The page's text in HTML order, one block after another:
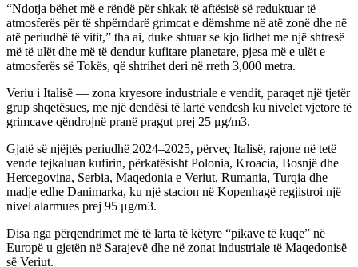
“Ndotja bëhet më e rëndë për shkak të aftësisë së reduktuar të
atmosferës për të shpërndarë grimcat e dëmshme në atë zonë dhe në
atë periudhë të vitit,” tha ai, duke shtuar se kjo lidhet me një shtresë
më të ulët dhe më të dendur kufitare planetare, pjesa më e ulët e
atmosferës së Tokës, që shtrihet deri në rreth 3,000 metra.
Veriu i Italisë — zona kryesore industriale e vendit, paraqet një tjetër
grup shqetësues, me një dendësi të lartë vendesh ku nivelet vjetore të
grimcave qëndrojnë pranë pragut prej 25 μg/m3.
Gjatë së njëjtës periudhë 2024–2025, përveç Italisë, rajone në tetë
vende tejkaluan kufirin, përkatësisht Polonia, Kroacia, Bosnjë dhe
Hercegovina, Serbia, Maqedonia e Veriut, Rumania, Turqia dhe
madje edhe Danimarka, ku një stacion në Kopenhagë regjistroi një
nivel alarmues prej 95 μg/m3.
Disa nga përqendrimet më të larta të këtyre “pikave të kuqe” në
Europë u gjetën në Sarajevë dhe në zonat industriale të Maqedonisë
së Veriut.